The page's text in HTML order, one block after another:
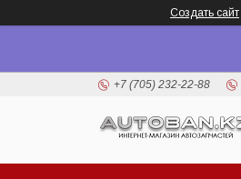
Создать сайт
+7 (705) 232-22-88